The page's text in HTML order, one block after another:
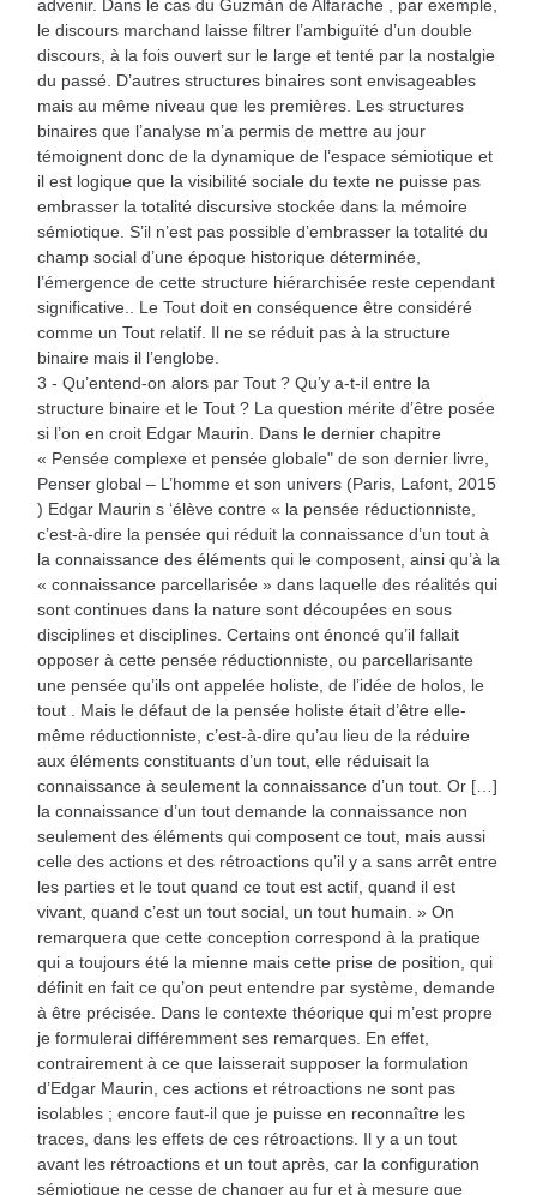
advenir. Dans le cas du Guzmán de Alfarache , par exemple,
le discours marchand laisse filtrer l’ambiguïté d’un double
discours, à la fois ouvert sur le large et tenté par la nostalgie
du passé. D’autres structures binaires sont envisageables
mais au même niveau que les premières. Les structures
binaires que l’analyse m’a permis de mettre au jour
témoignent donc de la dynamique de l’espace sémiotique et
il est logique que la visibilité sociale du texte ne puisse pas
embrasser la totalité discursive stockée dans la mémoire
sémiotique. S’il n’est pas possible d’embrasser la totalité du
champ social d’une époque historique déterminée,
l’émergence de cette structure hiérarchisée reste cependant
significative.. Le Tout doit en conséquence être considéré
comme un Tout relatif. Il ne se réduit pas à la structure
binaire mais il l’englobe.
3 - Qu’entend-on alors par Tout ? Qu’y a-t-il entre la
structure binaire et le Tout ? La question mérite d’être posée
si l’on en croit Edgar Maurin. Dans le dernier chapitre
« Pensée complexe et pensée globale" de son dernier livre,
Penser global – L’homme et son univers (Paris, Lafont, 2015
) Edgar Maurin s ‘élève contre « la pensée réductionniste,
c’est-à-dire la pensée qui réduit la connaissance d’un tout à
la connaissance des éléments qui le composent, ainsi qu’à la
« connaissance parcellarisée » dans laquelle des réalités qui
sont continues dans la nature sont découpées en sous
disciplines et disciplines. Certains ont énoncé qu’il fallait
opposer à cette pensée réductionniste, ou parcellarisante
une pensée qu’ils ont appelée holiste, de l’idée de holos, le
tout . Mais le défaut de la pensée holiste était d’être elle-
même réductionniste, c’est-à-dire qu’au lieu de la réduire
aux éléments constituants d’un tout, elle réduisait la
connaissance à seulement la connaissance d’un tout. Or […]
la connaissance d’un tout demande la connaissance non
seulement des éléments qui composent ce tout, mais aussi
celle des actions et des rétroactions qu’il y a sans arrêt entre
les parties et le tout quand ce tout est actif, quand il est
vivant, quand c’est un tout social, un tout humain. » On
remarquera que cette conception correspond à la pratique
qui a toujours été la mienne mais cette prise de position, qui
définit en fait ce qu’on peut entendre par système, demande
à être précisée. Dans le contexte théorique qui m’est propre
je formulerai différemment ses remarques. En effet,
contrairement à ce que laisserait supposer la formulation
d’Edgar Maurin, ces actions et rétroactions ne sont pas
isolables ; encore faut-il que je puisse en reconnaître les
traces, dans les effets de ces rétroactions. Il y a un tout
avant les rétroactions et un tout après, car la configuration
sémiotique ne cesse de changer au fur et à mesure que